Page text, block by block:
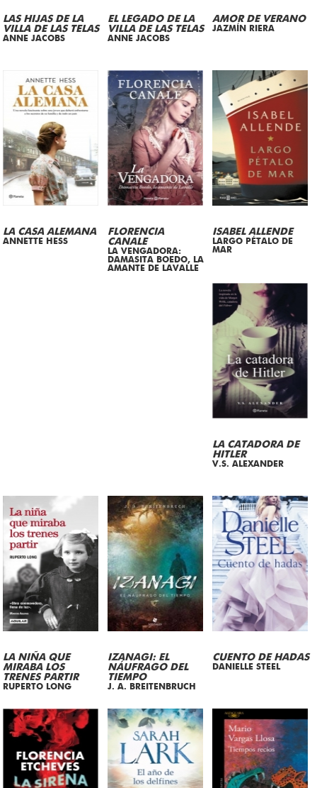
LAS HIJAS DE LA
VILLA DE LAS TELAS
ANNE JACOBS
EL LEGADO DE LA
VILLA DE LAS TELAS
ANNE JACOBS
AMOR DE VERANO
JAZMÍN RIERA
LA CASA ALEMANA
ANNETTE HESS
FLORENCIA
CANALE
LA VENGADORA:
DAMASITA BOEDO, LA
AMANTE DE LAVALLE
ISABEL ALLENDE
LARGO PÉTALO DE
MAR
LA CATADORA DE
HITLER
V.S. ALEXANDER
LA NIÑA QUE
MIRABA LOS
TRENES PARTIR
RUPERTO LONG
IZANAGI: EL
NÁUFRAGO DEL
TIEMPO
J. A. BREITENBRUCH
CUENTO DE HADAS
DANIELLE STEEL